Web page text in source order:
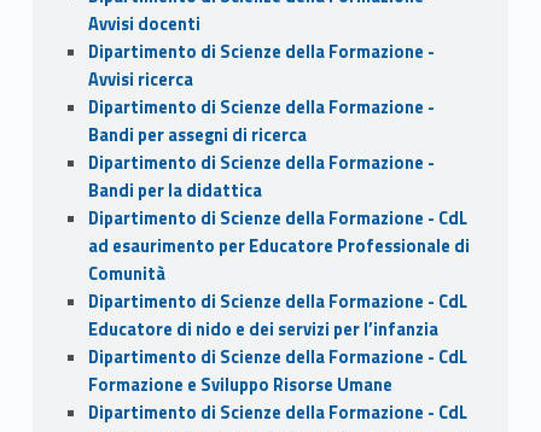
Avvisi docenti
Dipartimento di Scienze della Formazione -
Avvisi ricerca
Dipartimento di Scienze della Formazione -
Bandi per assegni di ricerca
Dipartimento di Scienze della Formazione -
Bandi per la didattica
Dipartimento di Scienze della Formazione - CdL
ad esaurimento per Educatore Professionale di
Comunità
Dipartimento di Scienze della Formazione - CdL
Educatore di nido e dei servizi per l’infanzia
Dipartimento di Scienze della Formazione - CdL
Formazione e Sviluppo Risorse Umane
Dipartimento di Scienze della Formazione - CdL